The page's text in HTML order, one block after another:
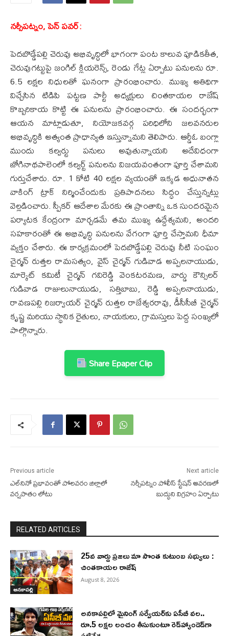
నర్సీపట్నం, పెన్ పవర్:
​పెదబొడ్డేపల్లి చెరువు అభివృద్ధిలో భాగంగా పంట కాలువ పూడికతీత,
చెరువుగట్టుపై జంగిల్ క్లియరెన్స్, రెండు గేట్ల ఏర్పాటు పనులను రూ.
6.5 లక్షల నిధులతో ఘనంగా ప్రారంభించారు. ముఖ్య అతిథిగా
విచ్చేసిన టిడిపి పట్టణ పార్టీ అధ్యక్షులు చింతకాయల రాజేష్
కొబ్బరికాయ కొట్టి ఈ పనులను ప్రారంభించారు. ఈ సందర్భంగా
ఆయన మాట్లాడుతూ, నియోజకవర్గ పరిధిలోని జలవనరుల
అభివృద్ధికి అత్యంత ప్రాధాన్యత ఇస్తున్నామని తెలిపారు. ఆర్డీఓ బంగ్లా
ముందు కల్వర్టు పనులు అవుతున్నాయని అదేవిధంగా
జోగినాథపాలెంలో కల్వర్ట్ పనులను విజయవంతంగా పూర్తి చేశామని
గుర్తుచేశారు. రూ. 1 కోటి 40 లక్షల వ్యయంతో ఇక్కడ అధునాతన
వాకింగ్ ట్రాక్ నిర్మించేందుకు ప్రతిపాదనలు సిద్ధం చేస్తున్నట్లు
వెల్లడించారు. స్పీకర్ ఆదేశాల మేరకు ఈ ప్రాంతాన్ని ఒక సుందరమైన
పర్యాటక కేంద్రంగా మార్చడమే తమ ముఖ్య ఉద్దేశ్యమని, అందరి
సహకారంతో ఈ అభివృద్ధి పనులను వేగంగా పూర్తి చేస్తామని ధీమా
వ్యక్తం చేశారు. ​ఈ కార్యక్రమంలో పెదబొడ్డేపల్లి చెరువు నీటి సంఘం
చైర్మన్ రుత్తల రామసత్యం, వైస్ చైర్మన్ గుడివాడ అప్పలనాయుడు,
మార్కెట్ కమిటీ చైర్మన్ గవిరెడ్డి వెంకటరమణ, వార్డు కౌన్సిలర్
గుడివాడ రాజులునాయుడు, సత్తిబాబు, రెడ్డి అప్పలనాయుడు,
రావణపల్లి రిజర్వాయర్ చైర్మన్ రుత్తల రాజేశ్వరరావు, డీసీసీబీ చైర్మన్
కృష్ణ మరియు స్థానిక రైతులు, నాయకులు, గ్రామస్తులు పెద్ద సంఖ్యలో
పాల్గొన్నారు.
Share Epaper Clip
Previous article
ఎల్‌నినో ప్రభావంతో పోలవరం జిల్లాలో
వర్షపాతం లోటు
Next article
నర్సీపట్నం పోలీస్ స్టేషన్ ఆవరణలో
బుద్ధుని విగ్రహం ఏర్పాటు
RELATED ARTICLES
అనకాపల్లి
25వ వార్డు ప్రజలు మా సొంత కుటుంబ సభ్యులు :
చింతకాయల రాజేష్
August 8, 2026
అనకాపల్లిలో మైనింగ్ సర్వేయర్‌కు ఏసీబీ వల..
రూ.5 లక్షల లంచం తీసుకుంటూ రెడ్‌హ్యాండెడ్‌గా